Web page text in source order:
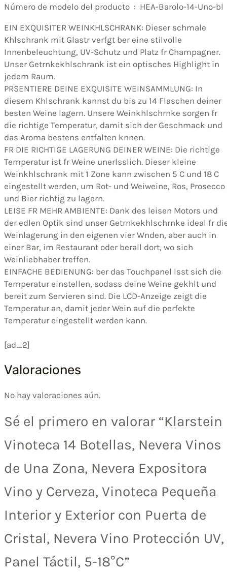
Número de modelo del producto ‏ : ‎ HEA-Barolo-14-Uno-bl
EIN EXQUISITER WEINKHLSCHRANK: Dieser schmale
Khlschrank mit Glastr verfgt ber eine stilvolle
Innenbeleuchtung, UV-Schutz und Platz fr Champagner.
Unser Getrnkekhlschrank ist ein optisches Highlight in
jedem Raum.
PRSENTIERE DEINE EXQUISITE WEINSAMMLUNG: In
diesem Khlschrank kannst du bis zu 14 Flaschen deiner
besten Weine lagern. Unsere Weinkhlschrnke sorgen fr
die richtige Temperatur, damit sich der Geschmack und
das Aroma bestens entfalten knnen.
FR DIE RICHTIGE LAGERUNG DEINER WEINE: Die richtige
Temperatur ist fr Weine unerlsslich. Dieser kleine
Weinkhlschrank mit 1 Zone kann zwischen 5 C und 18 C
eingestellt werden, um Rot- und Weiweine, Ros, Prosecco
und Bier richtig zu lagern.
LEISE FR MEHR AMBIENTE: Dank des leisen Motors und
der edlen Optik sind unser Getrnkekhlschrnke ideal fr
Weinlagerung in den eigenen vier Wnden, aber auch in
einer Bar, im Restaurant oder berall dort, wo sich
Weinliebhaber treffen.
EINFACHE BEDIENUNG: ber das Touchpanel lsst sich die
Temperatur einstellen, sodass deine Weine gekhlt und
bereit zum Servieren sind. Die LCD-Anzeige zeigt die
Temperatur an, damit jeder Wein auf die perfekte
Temperatur eingestellt werden kann.
[ad_2]
Valoraciones
No hay valoraciones aún.
Sé el primero en valorar “Klarstein
Vinoteca 14 Botellas, Nevera Vinos
de Una Zona, Nevera Expositora
Vino y Cerveza, Vinoteca Pequeña
Interior y Exterior con Puerta de
Cristal, Nevera Vino Protección UV,
Panel Táctil, 5-18°C”